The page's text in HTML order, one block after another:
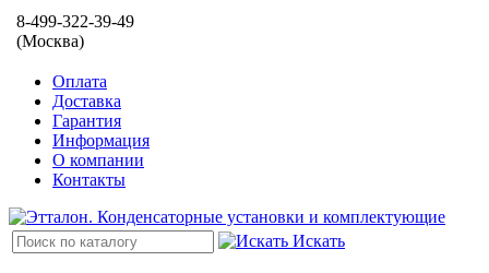
8-499-322-39-49
(Москва)
Оплата
Доставка
Гарантия
Информация
О компании
Контакты
Искать